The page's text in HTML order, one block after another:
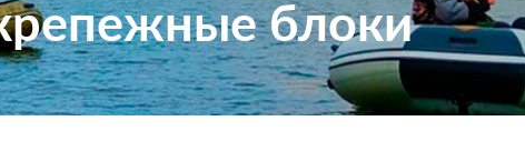
блоки